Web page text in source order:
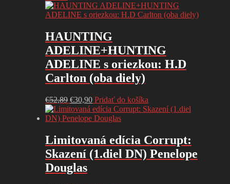
bola:
€25,99.
je:
€17,90.
HAUNTING
ADELINE+HUNTING
ADELINE s oriezkou: H.D
Carlton (oba diely)
€52,89 Pôvodná
cena
bola:
€30,90Aktuálna
cena
je:
Pridať do košíka
Limitovaná edícia Corrupt:
Skazení (1.diel DN) Penelope
Douglas